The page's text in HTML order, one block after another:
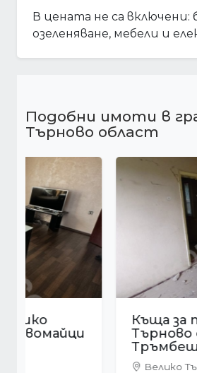
В цената не са включени:
озеленяване, мебели и
Подобни имоти в
Търново област
Къща за продажба
Търново област
Велико Търново област